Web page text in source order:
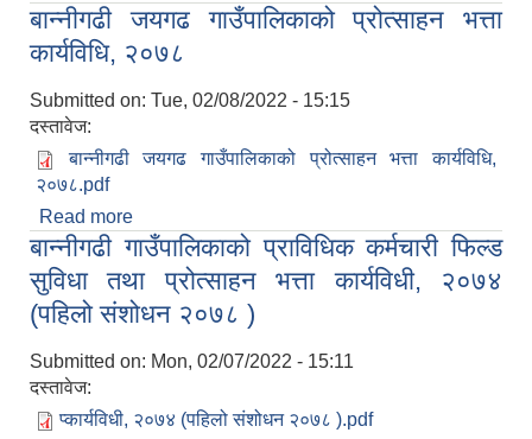
कार्यबिधि, २०७८
बान्नीगढी जयगढ गाउँपालिकाको प्रोत्साहन भत्ता
कार्यविधि, २०७८
Submitted on: Tue, 02/08/2022 - 15:15
दस्तावेज:
बान्नीगढी जयगढ गाउँपालिकाको प्रोत्साहन भत्ता कार्यविधि,
२०७८.pdf
Read more
कार्यविधि, २०७८
बान्नीगढी गाउँपालिकाको प्राविधिक कर्मचारी फिल्ड
सुविधा तथा प्रोत्साहन भत्ता कार्यविधी, २०७४
(पहिलो संशोधन २०७८ )
Submitted on: Mon, 02/07/2022 - 15:11
दस्तावेज:
प्कार्यविधी, २०७४ (पहिलो संशोधन २०७८ ).pdf